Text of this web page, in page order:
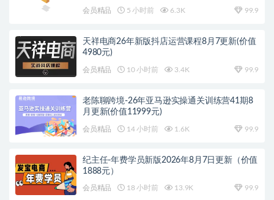
会员精品 5 小时前 6.3K 99.9
天祥电商26年新版抖店运营课程8月7更新(价值
4980元)
会员精品 10 小时前 3.4K 99.9
老陈聊跨境-26年亚马逊实操通关训练营41期8
月更新(价值11999元)
会员精品 14 小时前 1.6K 99.9
纪主任-年费学员新版2026年8月7日更新（价值
1888元）
会员精品 18 小时前 13.9K 99.9